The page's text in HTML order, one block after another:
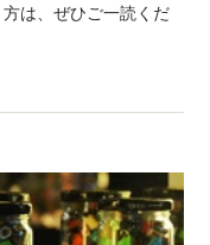
は、ぜひご一読くだ